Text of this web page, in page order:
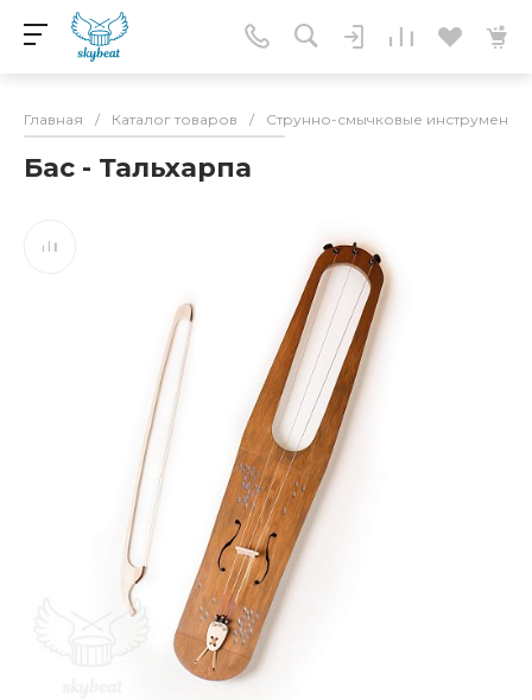
Главная / Каталог товаров / Струнно-смычковые инструменты
Бас - Тальхарпа